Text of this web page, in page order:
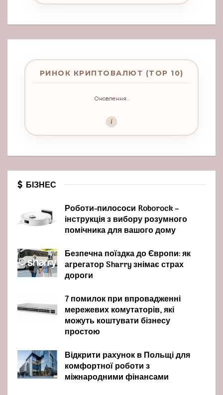
РИНОК КРИПТОВАЛЮТ (TOP 10)
Оновлення...
i
БІЗНЕС
Роботи-пилососи Roborock –
інструкція з вибору розумного
помічника для вашого дому
Безпечна поїздка до Європи: як
агрегатор Sharry знімає страх
дороги
7 помилок при впровадженні
мережевих комутаторів, які
можуть коштувати бізнесу
простою
Відкрити рахунок в Польщі для
комфортної роботи з
міжнародними фінансами